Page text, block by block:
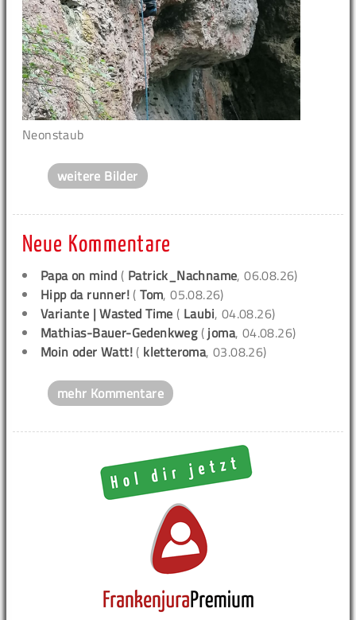
Neonstaub
weitere Bilder
Neue Kommentare
Papa on mind ( Patrick_Nachname, 06.08.26)
Hipp da runner! (Tom, 05.08.26)
Variante | Wasted Time ( Laubi, 04.08.26)
Mathias-Bauer-Gedenkweg( joma, 04.08.26)
Moin oder Watt! ( kletteroma, 03.08.26)
mehr Kommentare